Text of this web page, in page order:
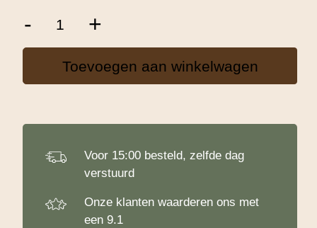
-Cupcake
Super
Ø50x35mm
-
aantal
+
Toevoegen aan winkelwagen
Voor 15:00 besteld, zelfde dag
verstuurd
Onze klanten waarderen ons met
een 9.1